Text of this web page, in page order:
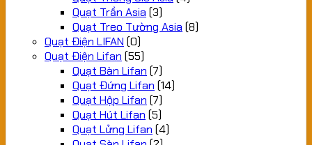
Quạt Trần Asia (3)
Quạt Treo Tường Asia (8)
Quạt Điện LIFAN (0)
Quạt Điện Lifan (55)
Quạt Bàn Lifan (7)
Quạt Đứng Lifan (14)
Quạt Hộp Lifan (7)
Quạt Hút Lifan (5)
Quạt Lửng Lifan (4)